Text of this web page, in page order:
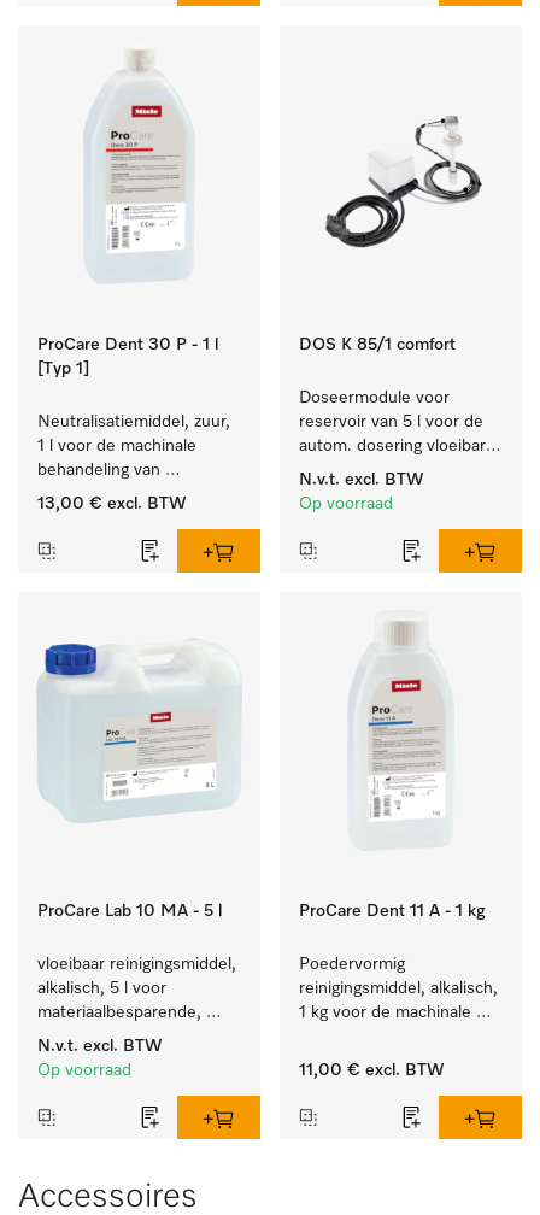
ProCare Dent 30 P - 1 l
[Typ 1]
Neutralisatiemiddel, zuur,
1 l voor de machinale
behandeling van
tandheelkundige
13,00 € excl. BTW
DOS K 85/1 comfort
Doseermodule voor
reservoir van 5 l voor de
autom. dosering vloeibare
reinigingsmiddelen, met
niveaudetectie.
N.v.t. excl. BTW
Op voorraad
ProCare Lab 10 MA - 5 l
vloeibaar reinigingsmiddel,
alkalisch, 5 l voor
materiaalbesparende,
machinale reiniging van
laboratoriumglasw. en -
N.v.t. excl. BTW
Op voorraad
ProCare Dent 11 A - 1 kg
Poedervormig
reinigingsmiddel, alkalisch,
1 kg voor de machinale
tandheelkundige
11,00 € excl. BTW
Accessoires